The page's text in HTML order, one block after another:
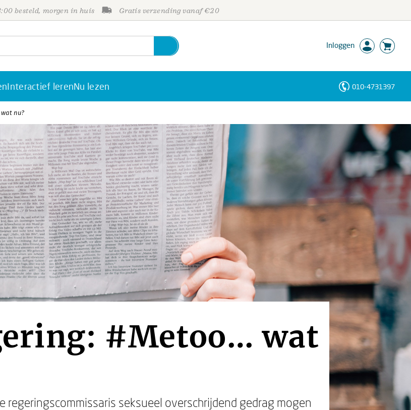
besteld, morgen in huis Gratis verzending vanaf €20
Inloggen
Interactief lerenNu lezen 010-4731397
nu?
#Metoo… wat
regeringscommissaris seksueel overschrijdend gedrag mogen
Personen
Trefwoorden